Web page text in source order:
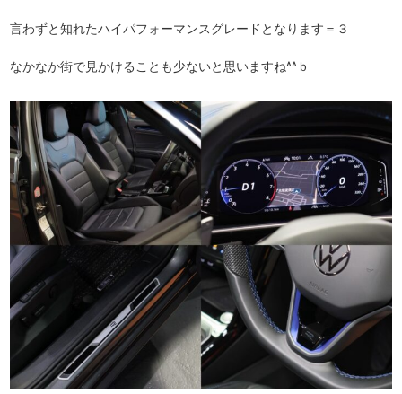
言わずと知れたハイパフォーマンスグレードとなります＝３
なかなか街で見かけることも少ないと思いますね^^ｂ